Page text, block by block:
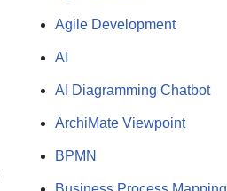
Agile Development
AI
AI Diagramming Chatbot
ArchiMate Viewpoint
BPMN